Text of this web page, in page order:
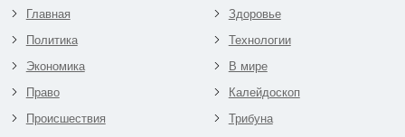
Главная
Политика
Экономика
Право
Происшествия
Здоровье
Технологии
В мире
Калейдоскоп
Трибуна